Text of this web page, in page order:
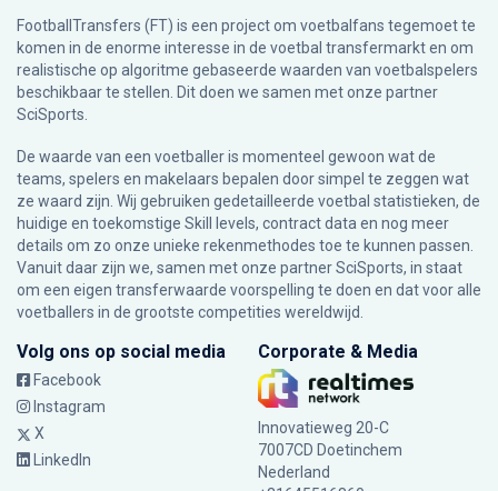
FootballTransfers (FT) is een project om voetbalfans tegemoet te
komen in de enorme interesse in de voetbal transfermarkt en om
realistische op algoritme gebaseerde waarden van voetbalspelers
beschikbaar te stellen. Dit doen we samen met onze partner
SciSports
De waarde van een voetballer is momenteel gewoon wat de
teams, spelers en makelaars bepalen door simpel te zeggen wat
ze waard zijn. Wij gebruiken gedetailleerde voetbal statistieken, de
huidige en toekomstige Skill levels, contract data en nog meer
details om zo onze unieke rekenmethodes toe te kunnen passen.
Vanuit daar zijn we, samen met onze partner SciSports, in staat
om een eigen transferwaarde voorspelling te doen en dat voor alle
voetballers in de grootste competities wereldwijd.
Volg ons op social media
Facebook
Instagram
X
LinkedIn
Corporate & Media
Innovatieweg 20-C
7007CD Doetinchem
Nederland